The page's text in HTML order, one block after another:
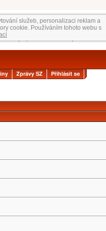
služeb, personalizaci reklam a
cookie. Používáním tohoto webu s
Zprávy SZ
Přihlásit se